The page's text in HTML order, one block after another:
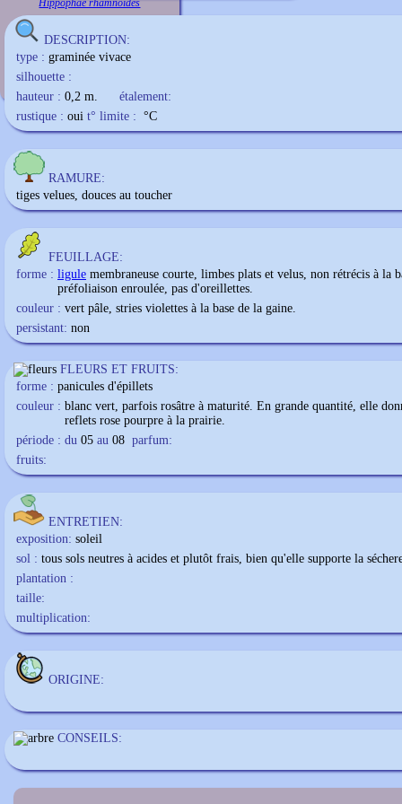
Hippophae rhamnoides
DESCRIPTION:
type : graminée vivace
silhouette :
hauteur : 0,2 m.
étalement:
rustique : oui t° limite : °C
RAMURE:
tiges velues, douces au toucher
FEUILLAGE:
forme : ligule membraneuse courte, limbes plats et velus, non rétrécis à la
préfoliaison enroulée, pas d'oreillettes.
couleur : vert pâle, stries violettes à la base de la gaine.
persistant: non
FLEURS ET FRUITS:
forme : panicules d'épillets
couleur : blanc vert, parfois rosâtre à maturité. En grande quantité, elle
reflets rose pourpre à la prairie.
période : du 05 au 08 parfum:
fruits:
ENTRETIEN:
exposition: soleil
sol : tous sols neutres à acides et plutôt frais, bien qu'elle supporte la
plantation :
taille:
multiplication:
ORIGINE:
CONSEILS: